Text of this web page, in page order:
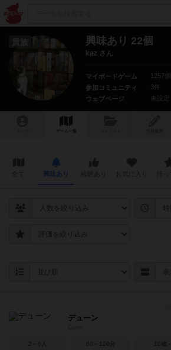
興味あり 22個
kaz さん
マイボードゲーム
1257個
参加コミュニティ
3件
ウェブページ
未設定
ゲーム一覧
興味あり
デューン
2～6人 60～120分 10歳～